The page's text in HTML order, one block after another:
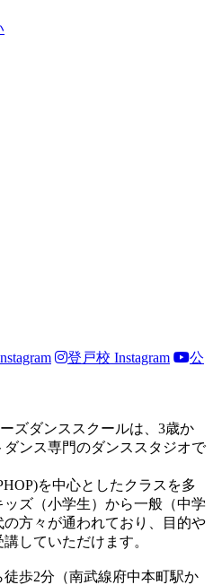
登戸校 Instagram
公
ズダンススクールは、3歳か
ンス専門のダンススタジオで
を中心としたクラスを多
ズ（小学生）から一般（中学
方々が通われており、目的や
していただけます。
歩2分（南武線府中本町駅か